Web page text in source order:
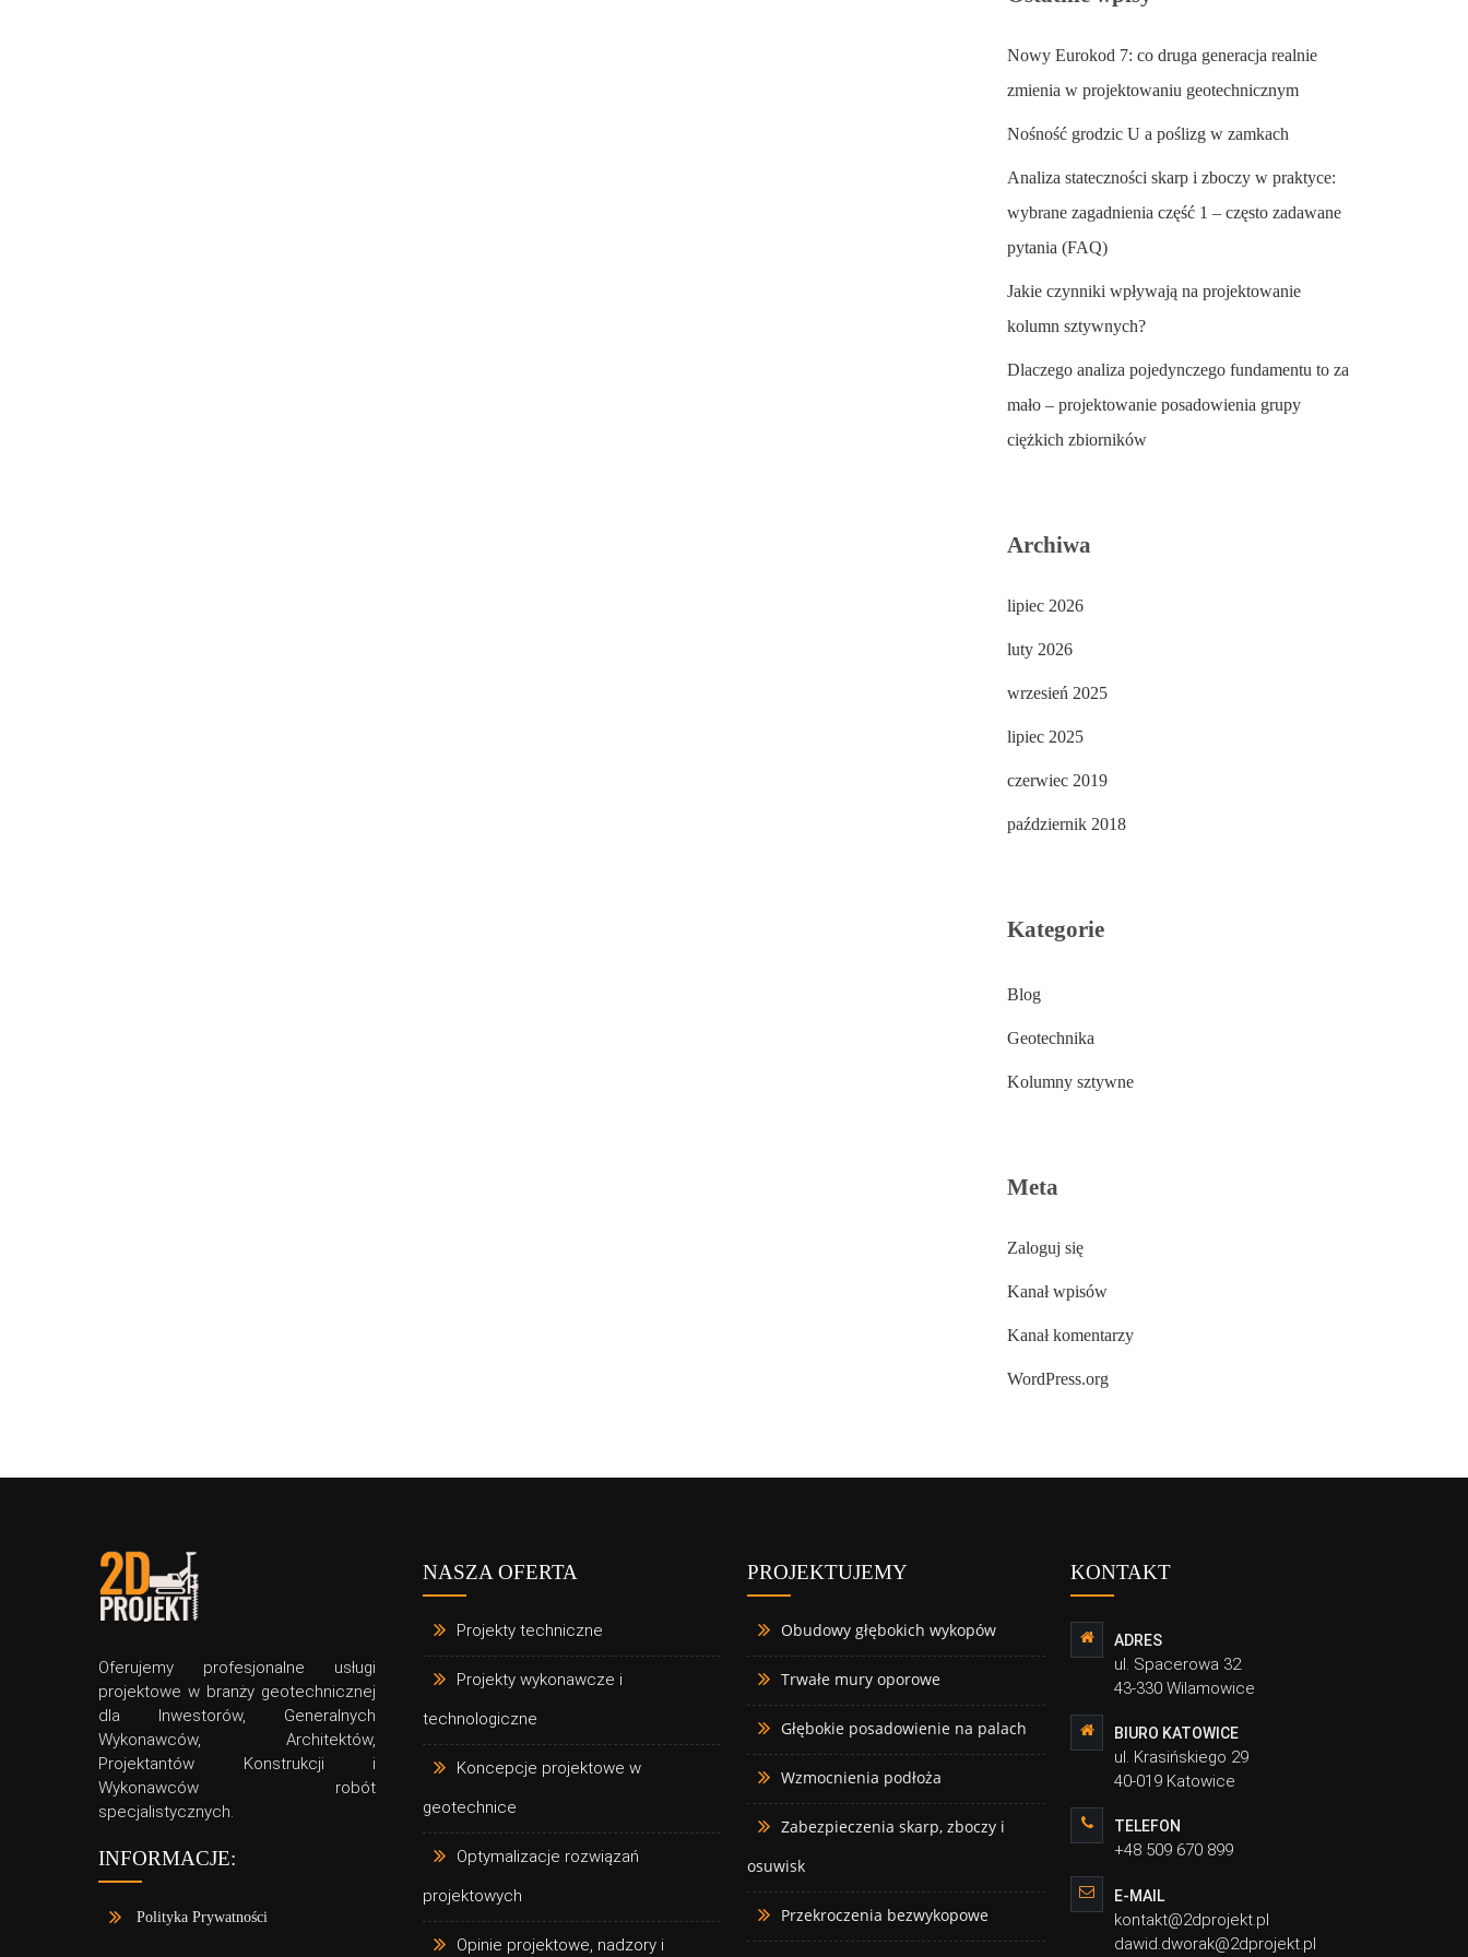
Blog Geotechnika
Nośność grodzic U a poślizg w
zamkach
Nowy Eurokod 7: co druga generacja realnie
zmienia w projektowaniu geotechnicznym
Nośność grodzic U a poślizg w zamkach
Analiza stateczności skarp i zboczy w praktyce:
wybrane zagadnienia część 1 – często zadawane
pytania (FAQ)
Jakie czynniki wpływają na projektowanie
kolumn sztywnych?
Dlaczego analiza pojedynczego fundamentu to za
mało – projektowanie posadowienia grupy
ciężkich zbiorników
Archiwa
lipiec 2026
luty 2026
wrzesień 2025
lipiec 2025
czerwiec 2019
październik 2018
Kategorie
Blog
Geotechnika
Kolumny sztywne
Meta
Zaloguj się
Kanał wpisów
Kanał komentarzy
WordPress.org
Oferujemy profesjonalne usługi
projektowe w branży geotechnicznej
dla Inwestorów, Generalnych
Wykonawców, Architektów,
Projektantów Konstrukcji i
Wykonawców robót
specjalistycznych.
INFORMACJE:
Polityka Prywatności
NASZA OFERTA
Projekty techniczne
Projekty wykonawcze i
technologiczne
Koncepcje projektowe w
geotechnice
Optymalizacje rozwiązań
projektowych
Opinie projektowe, nadzory i
PROJEKTUJEMY
Obudowy głębokich wykopów
Trwałe mury oporowe
Głębokie posadowienie na palach
Wzmocnienia podłoża
Zabezpieczenia skarp, zboczy i
osuwisk
Przekroczenia bezwykopowe
KONTAKT
ADRES
ul. Spacerowa 32
43-330 Wilamowice
BIURO KATOWICE
ul. Krasińskiego 29
40-019 Katowice
TELEFON
+48 509 670 899
E-MAIL
kontakt@2dprojekt.pl
dawid.dworak@2dprojekt.pl